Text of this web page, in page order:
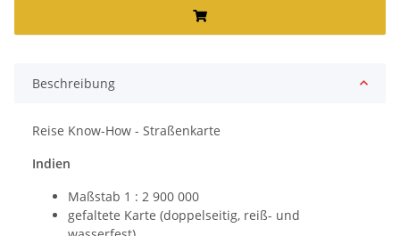
Beschreibung
Reise Know-How - Straßenkarte
Indien
Maßstab 1 : 2 900 000
gefaltete Karte (doppelseitig, reiß- und